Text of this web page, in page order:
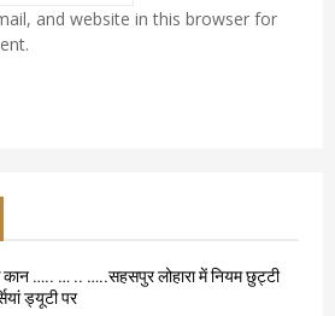
and website in this browser for
कान ….. … .. …..सहसपुर लोहारा में नियम छुट्टी
ड्यूटी पर